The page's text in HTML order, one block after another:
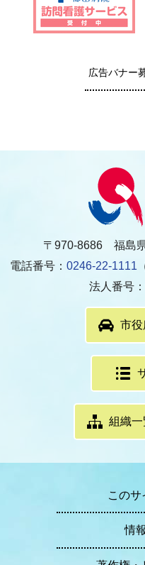
広告バナー
〒970-8686 福島
電話番号： 0246-22-1111
法人番号
市役
組織
このサ
情